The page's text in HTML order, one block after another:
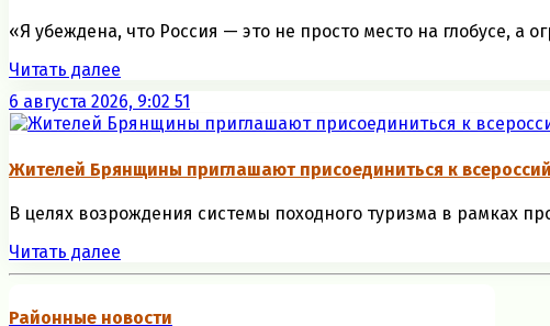
«Я убеждена, что Россия — это не просто место на глобусе, а
Читать далее
6 августа 2026, 9:02 51
Жителей Брянщины приглашают присоединиться к
В целях возрождения системы походного туризма в рамках
Читать далее
Районные новости